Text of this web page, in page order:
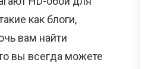
как блоги,
вам найти
вы всегда можете